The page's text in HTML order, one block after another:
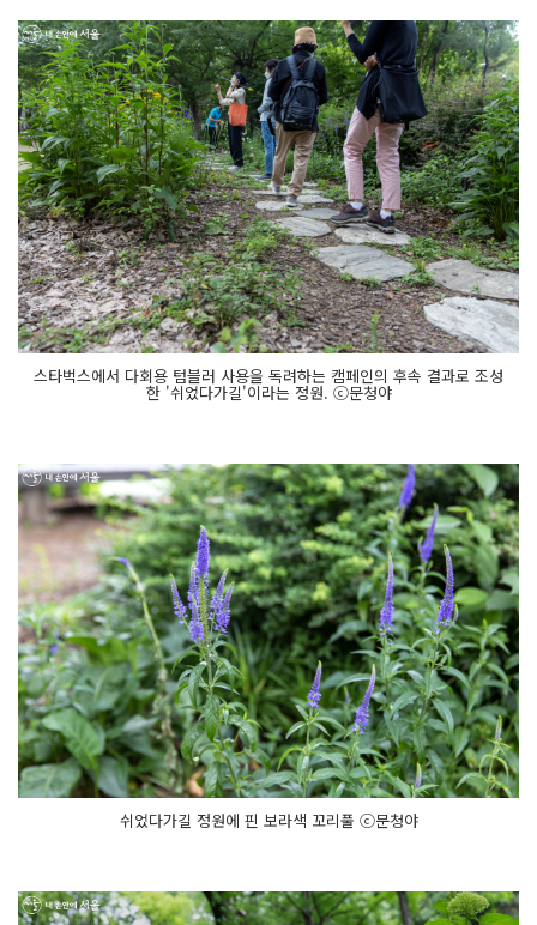
스타벅스에서 다회용 텀블러 사용을 독려하는 캠페인의 후속 결과로 조성
한 '쉬었다가길'이라는 정원. ⓒ문청야
쉬었다가길 정원에 핀 보라색 꼬리풀 ⓒ문청야